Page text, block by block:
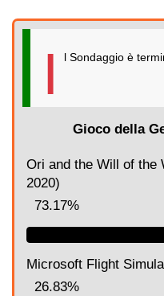
I l Sondaggio è
Gioco della
Ori and the Will of the
2020)
73.17%
Microsoft Flight
26.83%